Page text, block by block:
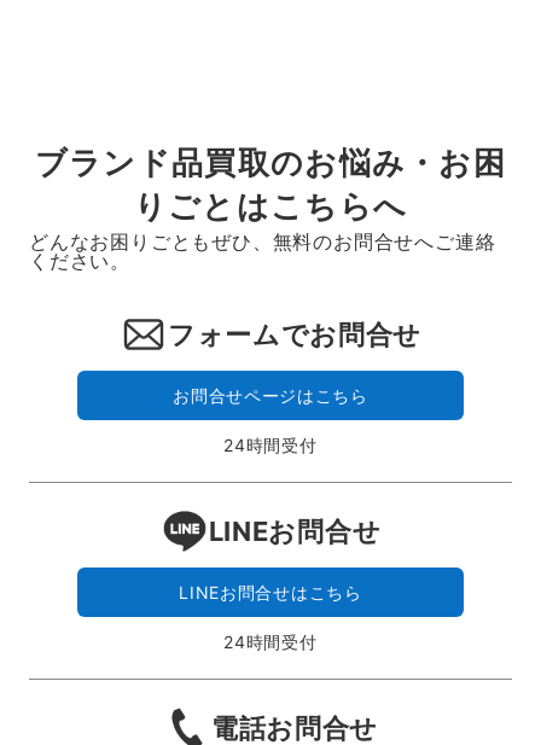
ブランド品買取のお悩み・お困
りごとはこちらへ
どんなお困りごともぜひ、無料のお問合せへご連絡
ください。
フォームでお問合せ
お問合せページはこちら
24時間受付
LINEお問合せ
LINEお問合せはこちら
24時間受付
電話お問合せ